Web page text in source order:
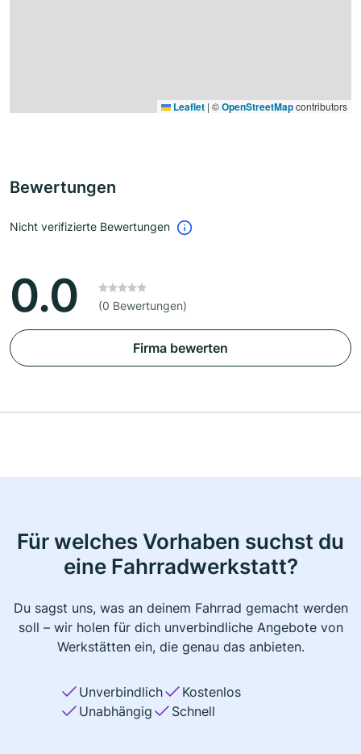
Leaflet | ©OpenStreetMapcontributors
Bewertungen
Nicht verifizierte Bewertungen
0.0 (0 Bewertungen)
Firma bewerten
Für welches Vorhaben suchst du
eine Fahrradwerkstatt?
Du sagst uns, was an deinem Fahrrad gemacht werden
soll – wir holen für dich unverbindliche Angebote von
Werkstätten ein, die genau das anbieten.
Unverbindlich
Kostenlos
Unabhängig
Schnell